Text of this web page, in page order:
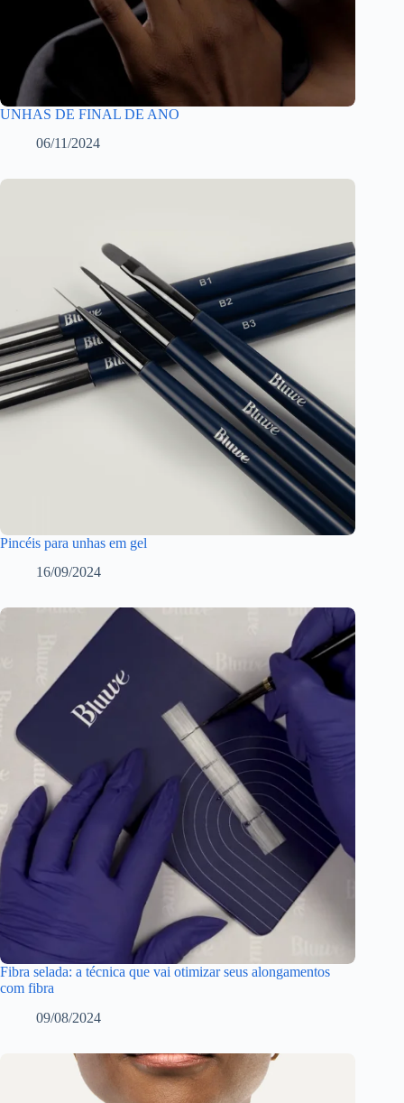
UNHAS DE FINAL DE ANO
06/11/2024
Pincéis para unhas em gel
16/09/2024
Fibra selada: a técnica que vai otimizar seus alongamentos
com fibra
09/08/2024